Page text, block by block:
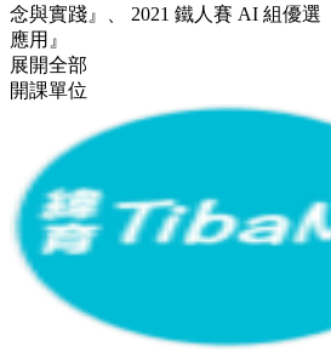
念與實踐』、 2021 鐵人賽 AI 組優選
應用』
展開全部
開課單位